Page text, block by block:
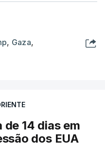
, Gaza,
14 dias em
dos EUA